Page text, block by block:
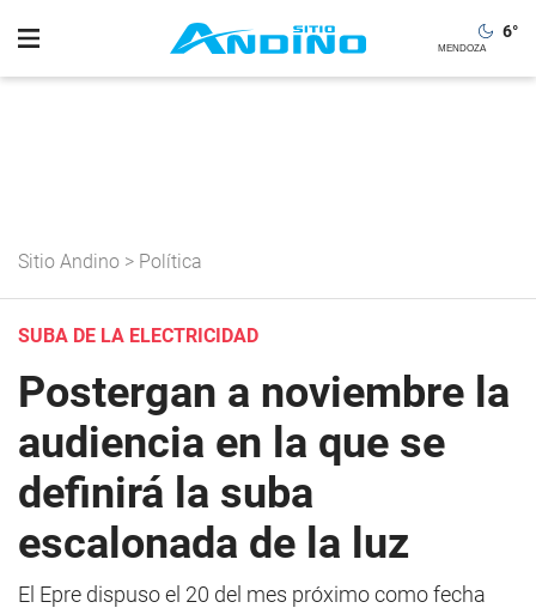
6°
Sitio Andino > Política
SUBA DE LA ELECTRICIDAD
Postergan a noviembre la
audiencia en la que se
definirá la suba
escalonada de la luz
El Epre dispuso el 20 del mes próximo como fecha